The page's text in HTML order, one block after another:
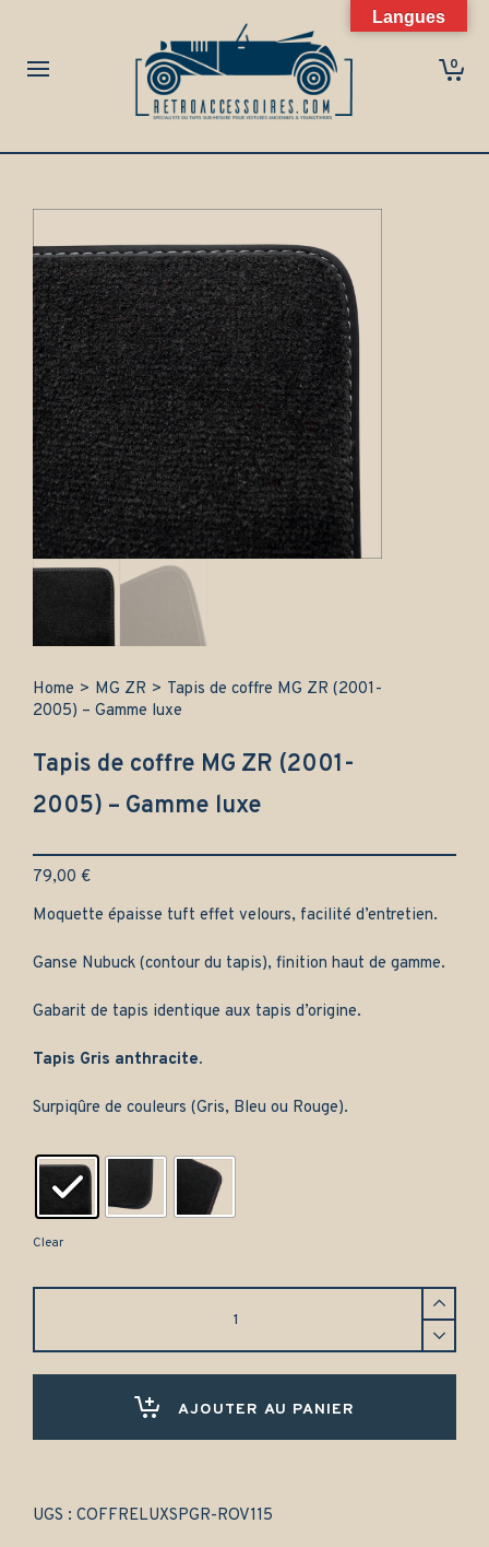
0
Home > MG ZR > Tapis de coffre MG ZR (2001-
2005) – Gamme luxe
Tapis de coffre MG ZR (2001-
2005) – Gamme luxe
79,00 €
Moquette épaisse tuft effet velours, facilité d’entretien.
Ganse Nubuck (contour du tapis), finition haut de gamme.
Gabarit de tapis identique aux tapis d’origine.
Tapis Gris anthracite.
Surpiqûre de couleurs (Gris, Bleu ou Rouge).
Clear
quantity
AJOUTER AU PANIER
UGS : COFFRELUXSPGR-ROV115
Langues